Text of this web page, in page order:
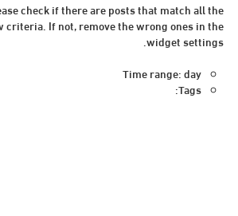
check if there are posts that match all the
criteria. If not, remove the wrong ones in the
widget settings.
Time range: day
Tags: